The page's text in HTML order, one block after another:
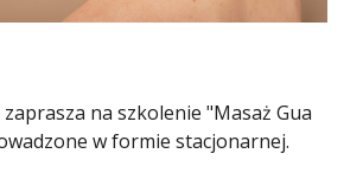
zaprasza na szkolenie "Masaż Gua
w formie stacjonarnej.